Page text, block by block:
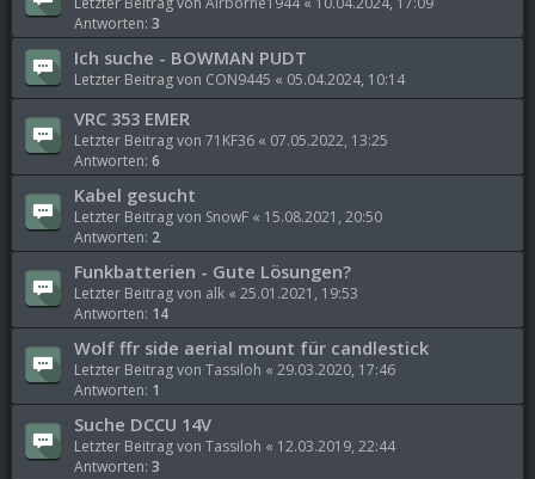
Antworten: 3
Ich suche - BOWMAN PUDT
Letzter Beitrag von CON9445 « 05.04.2024, 10:14
VRC 353 EMER
Letzter Beitrag von 71KF36 « 07.05.2022, 13:25
Antworten: 6
Kabel gesucht
Letzter Beitrag von SnowF « 15.08.2021, 20:50
Antworten: 2
Funkbatterien - Gute Lösungen?
Letzter Beitrag von alk « 25.01.2021, 19:53
Antworten: 14
Wolf ffr side aerial mount für candlestick
Letzter Beitrag von Tassiloh « 29.03.2020, 17:46
Antworten: 1
Suche DCCU 14V
Letzter Beitrag von Tassiloh « 12.03.2019, 22:44
Antworten: 3